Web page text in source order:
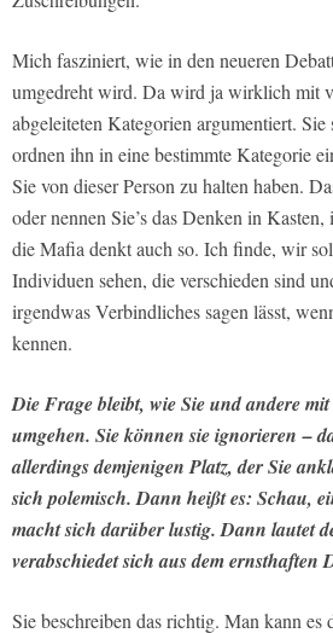
Mich fasziniert, wie in den neueren
umgedreht wird. Da wird ja wirklich mit
abgeleiteten Kategorien argumentiert. Sie
ordnen ihn in eine bestimmte Kategorie
Sie von dieser Person zu halten haben.
oder nennen Sie’s das Denken in
die Mafia denkt auch so. Ich finde, wir
Individuen sehen, die verschieden sind
irgendwas Verbindliches sagen lässt,
kennen.
Die Frage bleibt, wie Sie und andere
umgehen. Sie können sie ignorieren –
allerdings demjenigen Platz, der Sie
sich polemisch. Dann heißt es: Schau,
macht sich darüber lustig. Dann lautet
verabschiedet sich aus dem ernsthaften
Sie beschreiben das richtig. Man kann es